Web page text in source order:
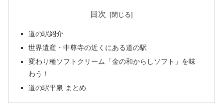
目次
道の駅紹介
世界遺産・中尊寺の近くにある道の駅
変わり種ソフトクリーム「金の和からしソフト」を味
わう！
道の駅平泉 まとめ